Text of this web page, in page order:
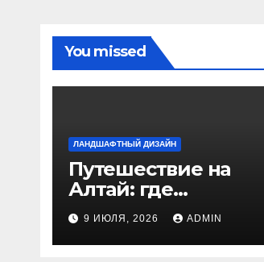
You missed
ЛАНДШАФТНЫЙ ДИЗАЙН
Путешествие на
Алтай: где
природа
встречается с
духом
9 ИЮЛЯ, 2026 ADMIN